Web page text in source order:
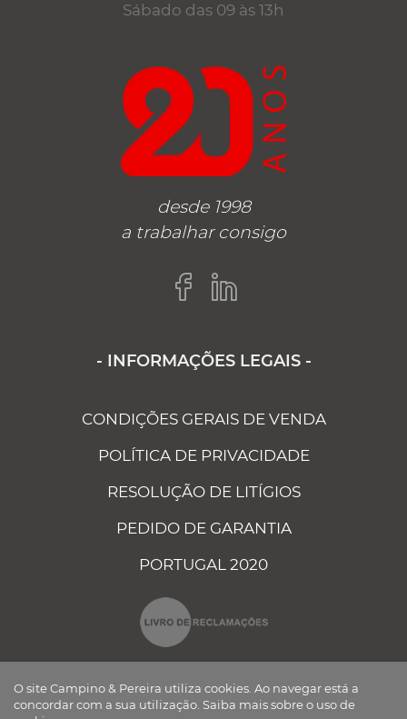
Sábado das 09 às 13h
desde 1998
a trabalhar consigo
- INFORMAÇÕES LEGAIS -
CONDIÇÕES GERAIS DE VENDA
POLÍTICA DE PRIVACIDADE
RESOLUÇÃO DE LITÍGIOS
PEDIDO DE GARANTIA
PORTUGAL 2020
O site Campino & Pereira utiliza cookies. Ao navegar está a
concordar com a sua utilização. Saiba mais sobre o uso de